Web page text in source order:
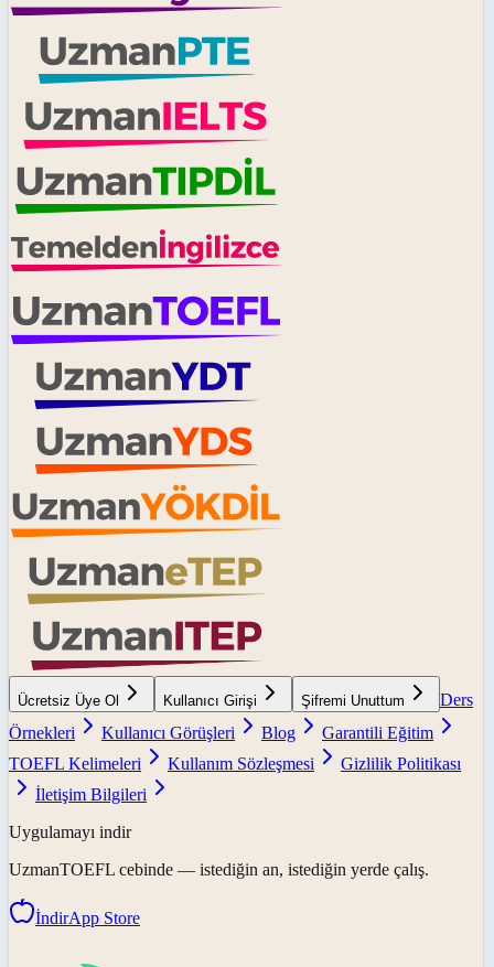
Ücretsiz Üye Ol Kullanıcı Girişi Şifremi Unuttum
Ders
Örnekleri
Kullanıcı Görüşleri Blog
Garantili Eğitim
TOEFL Kelimeleri
Kullanım Sözleşmesi
Gizlilik Politikası
İletişim Bilgileri
Uygulamayı indir
UzmanTOEFL cebinde — istediğin an, istediğin yerde çalış.
İndirApp Store